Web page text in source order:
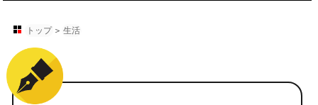
トップ ＞ 生活